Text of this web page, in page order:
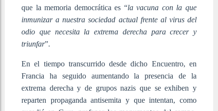
que la memoria democrática es “la vacuna con la que
inmunizar a nuestra sociedad actual frente al virus del
odio que necesita la extrema derecha para crecer y
triunfar”.
En el tiempo transcurrido desde dicho Encuentro, en
Francia ha seguido aumentando la presencia de la
extrema derecha y de grupos nazis que se exhiben y
reparten propaganda antisemita y que intentan, como